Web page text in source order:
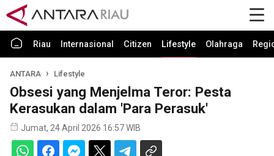
Riau Internasional Citizen Lifestyle Olahraga
ANTARA Lifestyle
Obsesi yang Menjelma Teror: Pesta
Kerasukan dalam 'Para Perasuk'
Jumat, 24 April 2026 16:57 WIB